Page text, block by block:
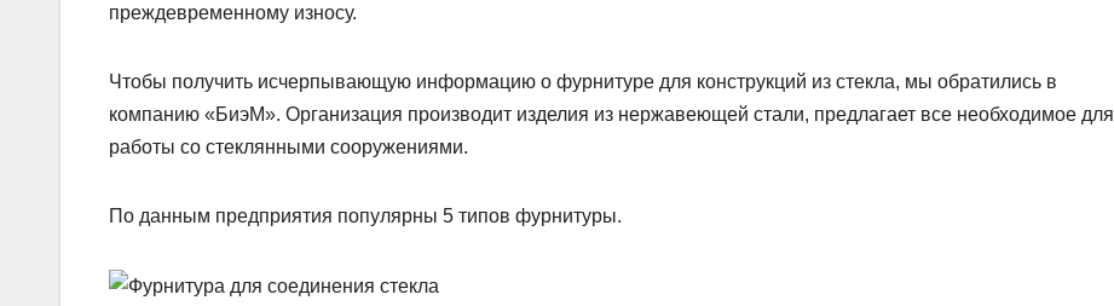
преждевременному износу.
Чтобы получить исчерпывающую информацию о фурнитуре для конструкций из стекла, мы обратились в
компанию «БиэМ». Организация производит изделия из нержавеющей стали, предлагает все необходимое для
работы со стеклянными сооружениями.
По данным предприятия популярны 5 типов фурнитуры.